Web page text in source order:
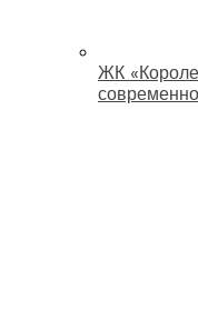
ЖК